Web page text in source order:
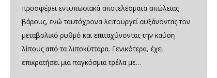
προσφέρει εντυπωσιακά αποτελέσματα απώλειας
βάρους, ενώ ταυτόχρονα λειτουργεί αυξάνοντας τον
μεταβολικό ρυθμό και επιταχύνοντας την καύση
λίπους από τα λιποκύτταρα. Γενικότερα, έχει
επικρατήσει μια παγκόσμια τρέλα με…